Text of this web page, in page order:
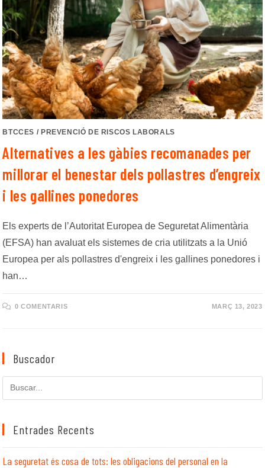
BTCCES / PREVENCIÓ DE RISCOS LABORALS
Alternatives a les gàbies recomanades per
millorar el benestar dels pollastres d’engreix
i les gallines ponedores
Els experts de l’Autoritat Europea de Seguretat Alimentària
(EFSA) han avaluat els sistemes de cria utilitzats a la Unió
Europea per als pollastres d'engreix i les gallines ponedores i
han…
0 COMENTARIS MARÇ 13, 2023
Buscador
Cerca
en
llocEntrades Recents
La seguretat és cosa de tots: les obligacions del personal en la